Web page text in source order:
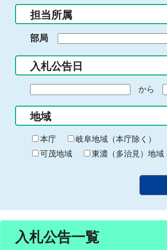
ー
入
力
担当所属
部局
入札公告日
の
始
ま
り
から
り
地域
本庁 岐阜地域（本庁除く）
可茂地域
東濃（多治見）地域
入札公告一覧